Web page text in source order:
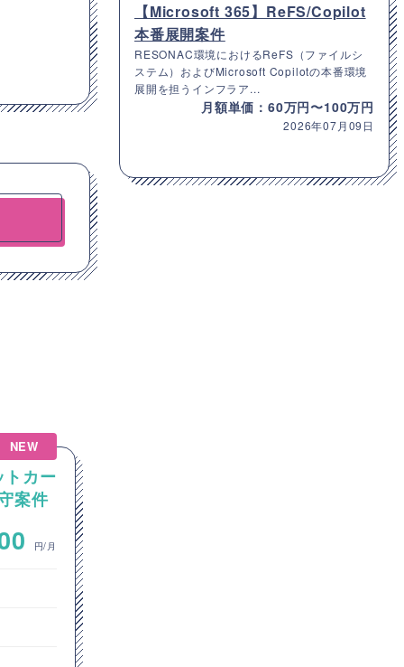
NEW
カー
案件
円/月
【Microsoft 365】ReFS/Copilot
本番展開案件
RESONAC環境におけるReFS（ファイルシ
ステム）およびMicrosoft Copilotの本番環境
展開を担うインフラア...
月額単価：60万円〜100万円
2026年07月09日